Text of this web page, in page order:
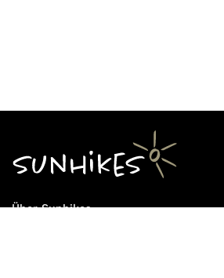
Über Sunhikes